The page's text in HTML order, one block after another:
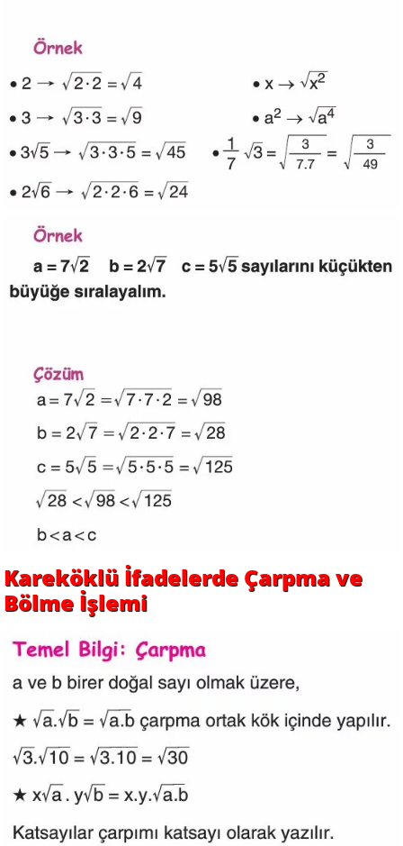
Kareköklü İfadelerde Çarpma ve
Bölme İşlemi